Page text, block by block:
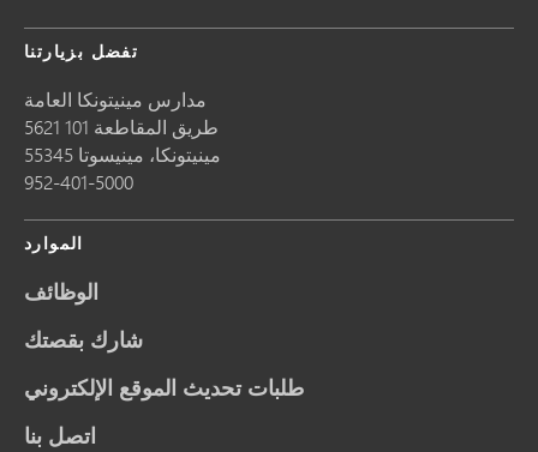
تفضل بزيارتنا
مدارس مينيتونكا العامة
5621 طريق المقاطعة 101
مينيتونكا، مينيسوتا 55345
952-401-5000
الموارد
الوظائف
شارك بقصتك
طلبات تحديث الموقع الإلكتروني
اتصل بنا